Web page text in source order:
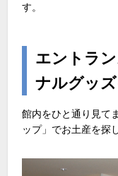
す。
エントラ
ナルグッ
館内をひと通り見て
ップ」でお土産を探